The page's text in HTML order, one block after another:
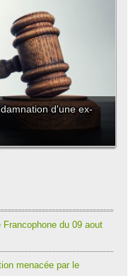
d'une ex-
du 09 aout
menacée par le